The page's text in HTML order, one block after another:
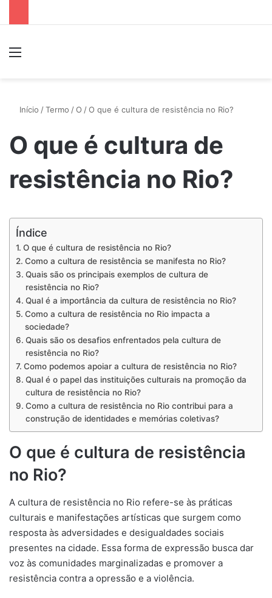
Início /Termo /O /O que é cultura de resistência no Rio?
O que é cultura de
resistência no Rio?
Índice
O que é cultura de resistência no Rio?
Como a cultura de resistência se manifesta no Rio?
Quais são os principais exemplos de cultura de
resistência no Rio?
Qual é a importância da cultura de resistência no Rio?
Como a cultura de resistência no Rio impacta a
sociedade?
Quais são os desafios enfrentados pela cultura de
resistência no Rio?
Como podemos apoiar a cultura de resistência no Rio?
Qual é o papel das instituições culturais na promoção da
cultura de resistência no Rio?
Como a cultura de resistência no Rio contribui para a
construção de identidades e memórias coletivas?
O que é cultura de resistência
no Rio?
A cultura de resistência no Rio refere-se às práticas
culturais e manifestações artísticas que surgem como
resposta às adversidades e desigualdades sociais
presentes na cidade. Essa forma de expressão busca dar
voz às comunidades marginalizadas e promover a
resistência contra a opressão e a violência.